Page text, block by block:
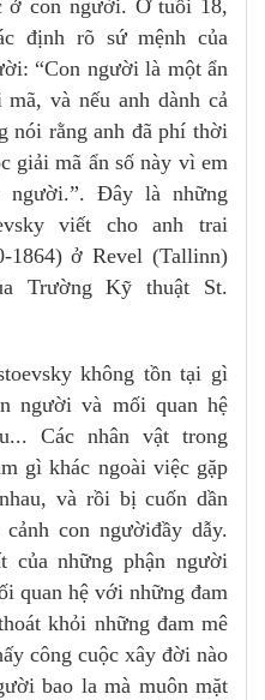
ở con người. Ở tuổi 18,
định rõ sứ mệnh của
“Con người là một ẩn
và nếu anh dành cả
nói rằng anh đã phí thời
giải mã ẩn số này vì em
người.”. Đây là những
viết cho anh trai
1864) ở Revel (Tallinn)
Trường Kỹ thuật St.
không tồn tại gì
người và mối quan hệ
Các nhân vật trong
gì khác ngoài việc gặp
và rồi bị cuốn dần
con ngườiđầy dẫy.
của những phận người
quan hệ với những đam
khỏi những đam mê
công cuộc xây đời nào
bao la mà muôn mặt